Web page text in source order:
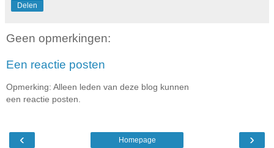
Delen
Geen opmerkingen:
Een reactie posten
Opmerking: Alleen leden van deze blog kunnen
een reactie posten.
‹ ›
Homepage